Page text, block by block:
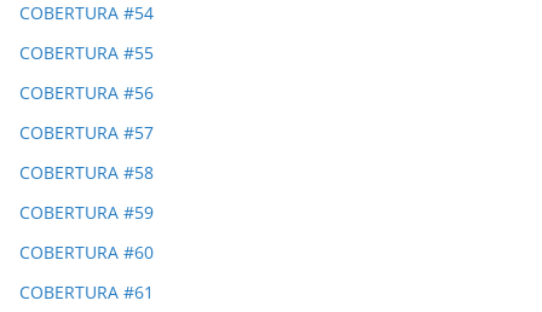
COBERTURA #54
COBERTURA #55
COBERTURA #56
COBERTURA #57
COBERTURA #58
COBERTURA #59
COBERTURA #60
COBERTURA #61